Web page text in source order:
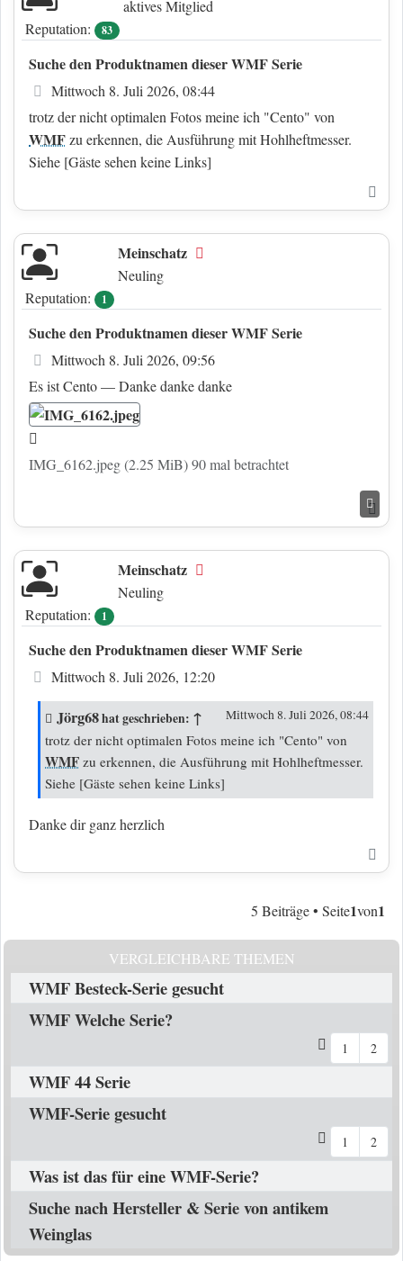
aktives Mitglied
Reputation:
83
Suche den Produktnamen dieser WMF Serie
Beitrag
Mittwoch 8. Juli 2026, 08:44
trotz der nicht optimalen Fotos meine ich "Cento" von
WMFzu erkennen, die Ausführung mit Hohlheftmesser.
Siehe [Gäste sehen keine Links]
Meinschatz
Neuling
Reputation:
1
Suche den Produktnamen dieser WMF Serie
Beitrag
Mittwoch 8. Juli 2026, 09:56
Es ist Cento — Danke danke danke
IMG_6162.jpeg (2.25 MiB) 90 mal betrachtet
Meinschatz
Neuling
Reputation:
1
Suche den Produktnamen dieser WMF Serie
Beitrag
Mittwoch 8. Juli 2026, 12:20
Jörg68hat geschrieben: ↑ Mittwoch 8. Juli 2026, 08:44
trotz der nicht optimalen Fotos meine ich "Cento" von
WMF zu erkennen, die Ausführung mit Hohlheftmesser.
Siehe [Gäste sehen keine Links]
Danke dir ganz herzlich
5 Beiträge • Seite1von1
VERGLEICHBARE THEMEN
WMF Besteck-Serie gesucht
WMF Welche Serie?
1 2
WMF 44 Serie
WMF-Serie gesucht
1 2
Was ist das für eine WMF-Serie?
Suche nach Hersteller & Serie von antikem
Weinglas